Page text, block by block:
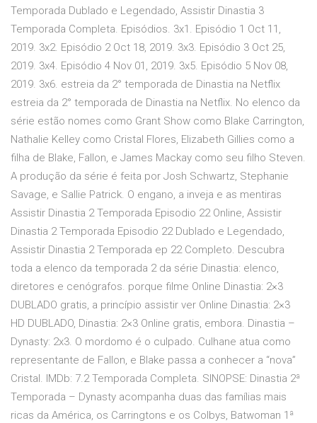
Temporada Dublado e Legendado, Assistir Dinastia 3
Temporada Completa. Episódios. 3x1. Episódio 1 Oct 11,
2019. 3x2. Episódio 2 Oct 18, 2019. 3x3. Episódio 3 Oct 25,
2019. 3x4. Episódio 4 Nov 01, 2019. 3x5. Episódio 5 Nov 08,
2019. 3x6. estreia da 2° temporada de Dinastia na Netflix
estreia da 2° temporada de Dinastia na Netflix. No elenco da
série estão nomes como Grant Show como Blake Carrington,
Nathalie Kelley como Cristal Flores, Elizabeth Gillies como a
filha de Blake, Fallon, e James Mackay como seu filho Steven.
A produção da série é feita por Josh Schwartz, Stephanie
Savage, e Sallie Patrick. O engano, a inveja e as mentiras
Assistir Dinastia 2 Temporada Episodio 22 Online, Assistir
Dinastia 2 Temporada Episodio 22 Dublado e Legendado,
Assistir Dinastia 2 Temporada ep 22 Completo. Descubra
toda a elenco da temporada 2 da série Dinastia: elenco,
diretores e cenógrafos. porque filme Online Dinastia: 2×3
DUBLADO gratis, a princípio assistir ver Online Dinastia: 2×3
HD DUBLADO, Dinastia: 2×3 Online gratis, embora. Dinastia –
Dynasty: 2x3. O mordomo é o culpado. Culhane atua como
representante de Fallon, e Blake passa a conhecer a “nova”
Cristal. IMDb: 7.2 Temporada Completa. SINOPSE: Dinastia 2ª
Temporada – Dynasty acompanha duas das famílias mais
ricas da América, os Carringtons e os Colbys, Batwoman 1ª